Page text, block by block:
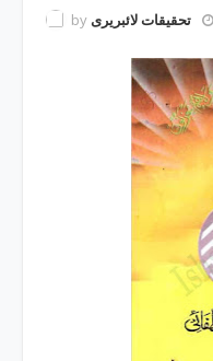
by تحقیقات لائبریری